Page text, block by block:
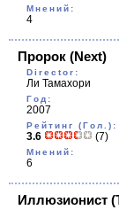
Мнений:
4
Пророк (Next)
Director:
Ли Тамахори
Год:
2007
Рейтинг (Гол.):
3.6 (7)
Мнений:
6
Иллюзионист